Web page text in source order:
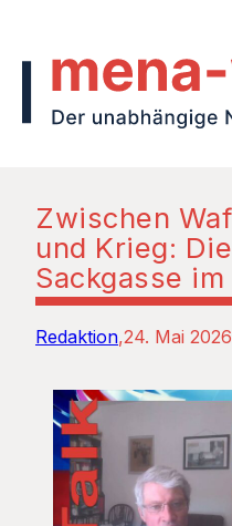
Zwischen
und Krieg:
Sackgasse
Redaktion 24. Mai 2026